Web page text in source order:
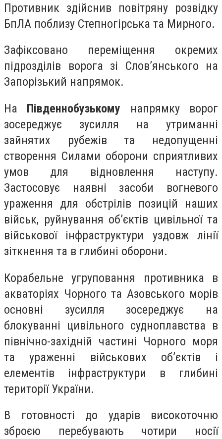
Противник здійснив повітряну розвідку
БпЛА поблизу Степногірська та Мирного.
Зафіксовано переміщення окремих
підрозділів ворога зі Словʼянського на
Запорізький напрямок.
На Південнобузькому напрямку ворог
зосереджує зусилля на утриманні
зайнятих рубежів та недопущенні
створення Силами оборони сприятливих
умов для відновлення наступу.
Застосовує наявні засоби вогневого
ураження для обстрілів позицій наших
військ, руйнування обʼєктів цивільної та
військової інфраструктури уздовж лінії
зіткнення та в глибині оборони.
Корабельне угруповання противника в
акваторіях Чорного та Азовського морів
основні зусилля зосереджує на
блокуванні цивільного судноплавства в
північно-західній частині Чорного моря
та ураженні військових об’єктів і
елементів інфраструктури в глибині
території України.
В готовності до ударів високоточню
зброєю перебувають чотири носії